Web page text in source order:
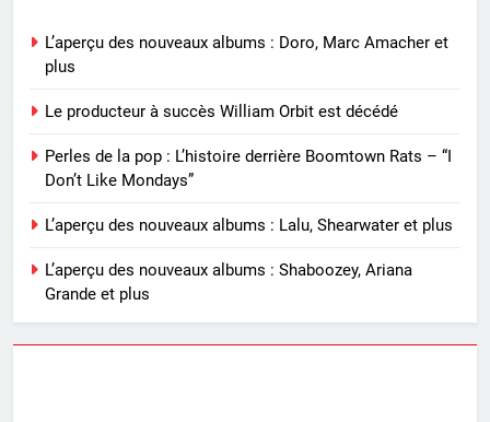
L’aperçu des nouveaux albums : Doro, Marc Amacher et
plus
Le producteur à succès William Orbit est décédé
Perles de la pop : L’histoire derrière Boomtown Rats – “I
Don’t Like Mondays”
L’aperçu des nouveaux albums : Lalu, Shearwater et plus
L’aperçu des nouveaux albums : Shaboozey, Ariana
Grande et plus